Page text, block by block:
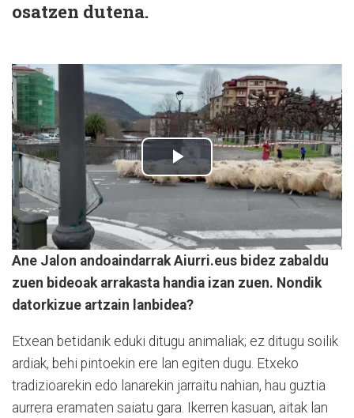
osatzen dutena.
Ane Jalon andoaindarrak Aiurri.eus bidez zabaldu
zuen bideoak arrakasta handia izan zuen. Nondik
datorkizue artzain lanbidea?
Etxean betidanik eduki ditugu animaliak; ez ditugu soilik
ardiak, behi pintoekin ere lan egiten dugu. Etxeko
tradizioarekin edo lanarekin jarraitu nahian, hau guztia
aurrera eramaten saiatu gara. Ikerren kasuan, aitak lan